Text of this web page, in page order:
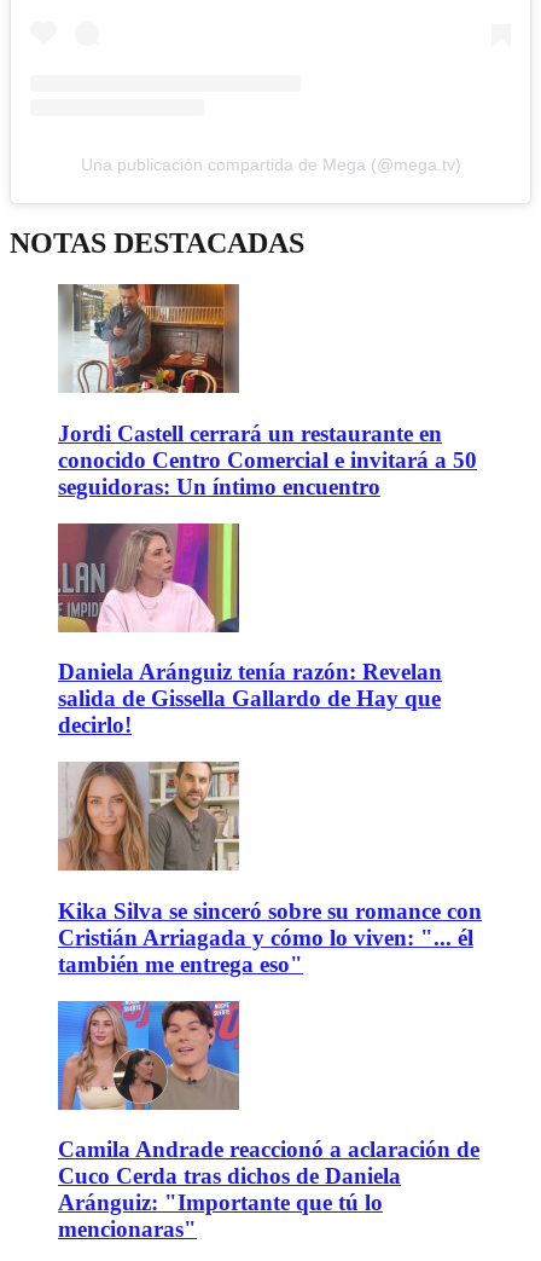
Una publicación compartida de Mega (@mega.tv)
NOTAS DESTACADAS
Jordi Castell cerrará un restaurante en
conocido Centro Comercial e invitará a 50
seguidoras: Un íntimo encuentro
Daniela Aránguiz tenía razón: Revelan
salida de Gissella Gallardo de Hay que
decirlo!
Kika Silva se sinceró sobre su romance con
Cristián Arriagada y cómo lo viven: "... él
también me entrega eso"
Camila Andrade reaccionó a aclaración de
Cuco Cerda tras dichos de Daniela
Aránguiz: "Importante que tú lo
mencionaras"